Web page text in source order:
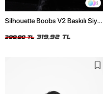
2
Silhouette Boobs V2 Baskılı Siyah
399,90 TL 319,92 TL